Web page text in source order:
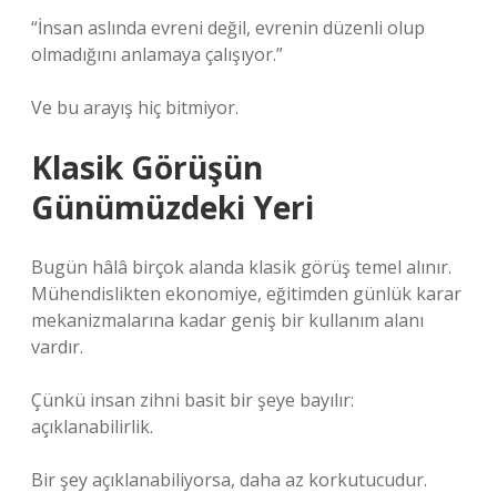
“İnsan aslında evreni değil, evrenin düzenli olup
olmadığını anlamaya çalışıyor.”
Ve bu arayış hiç bitmiyor.
Klasik Görüşün
Günümüzdeki Yeri
Bugün hâlâ birçok alanda klasik görüş temel alınır.
Mühendislikten ekonomiye, eğitimden günlük karar
mekanizmalarına kadar geniş bir kullanım alanı
vardır.
Çünkü insan zihni basit bir şeye bayılır:
açıklanabilirlik.
Bir şey açıklanabiliyorsa, daha az korkutucudur.